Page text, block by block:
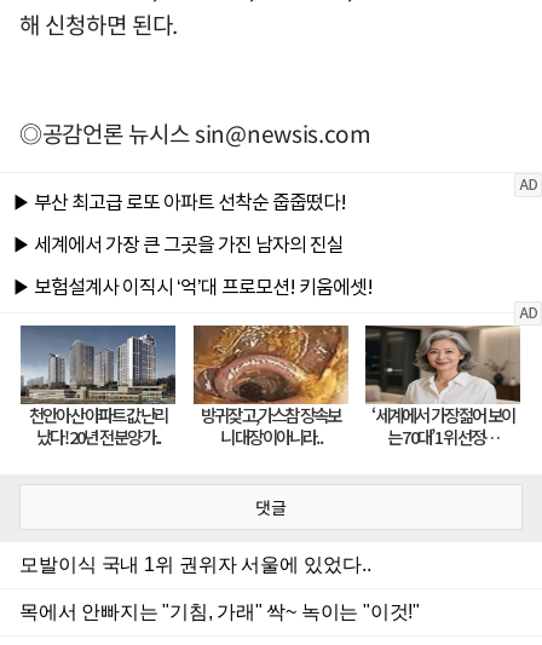
해 신청하면 된다.
◎공감언론 뉴시스sin@newsis.com
댓글